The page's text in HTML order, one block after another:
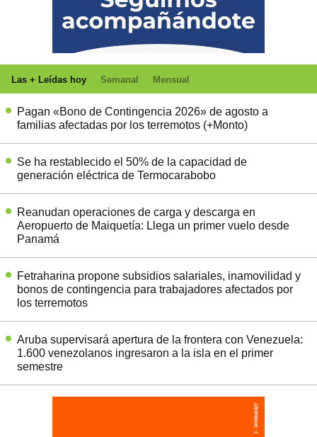
Las + Leídas hoy Semanal Mensual
Pagan «Bono de Contingencia 2026» de agosto a
familias afectadas por los terremotos (+Monto)
Se ha restablecido el 50% de la capacidad de
generación eléctrica de Termocarabobo
Reanudan operaciones de carga y descarga en
Aeropuerto de Maiquetía: Llega un primer vuelo desde
Panamá
Fetraharina propone subsidios salariales, inamovilidad y
bonos de contingencia para trabajadores afectados por
los terremotos
Aruba supervisará apertura de la frontera con Venezuela:
1.600 venezolanos ingresaron a la isla en el primer
semestre